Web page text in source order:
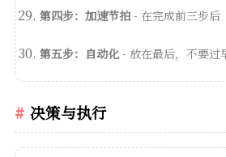
第四步：加速节拍- 在完成前三步后
第五步：自动化- 放在最后，不要过
决策与执行